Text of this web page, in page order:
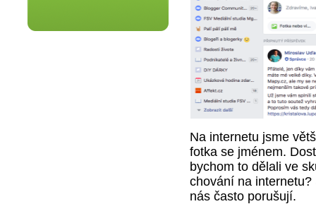
Na internetu jsme
fotka se jménem.
bychom to dělali ve
chování na
nás často porušují.